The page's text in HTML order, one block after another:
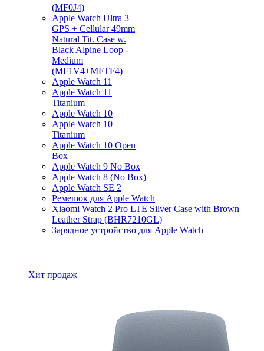
(MF0J4)
Apple Watch Ultra 3
GPS + Cellular 49mm
Natural Tit. Case w.
Black Alpine Loop -
Medium
(MF1V4+MFTF4)
Apple Watch 11
Apple Watch 11
Titanium
Apple Watch 10
Apple Watch 10
Titanium
Apple Watch 10 Open
Box
Apple Watch 9 No Box
Apple Watch 8 (No Box)
Apple Watch SE 2
Ремешок для Apple Watch
Xiaomi Watch 2 Pro LTE Silver Case with Brown
Leather Strap (BHR7210GL)
Зарядное устройство для Apple Watch
Хит продаж